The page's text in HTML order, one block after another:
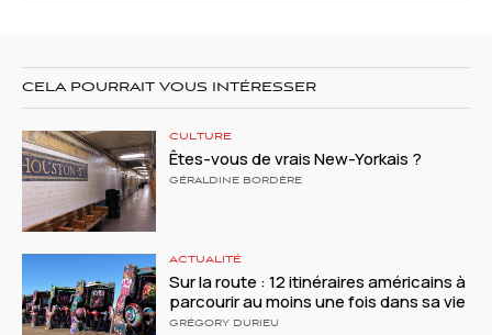
CELA POURRAIT VOUS INTÉRESSER
CULTURE
Êtes-vous de vrais New-Yorkais ?
GÉRALDINE BORDÈRE
ACTUALITÉ
Sur la route : 12 itinéraires américains à
parcourir au moins une fois dans sa vie
GRÉGORY DURIEU